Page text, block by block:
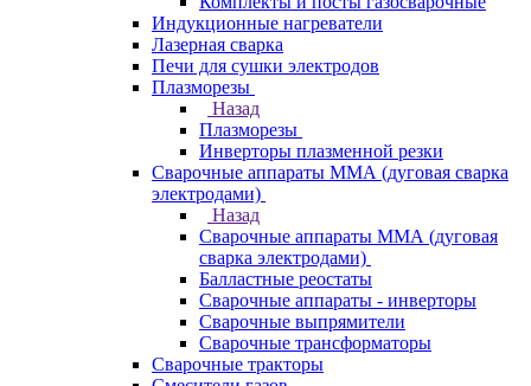
Индукционные нагреватели
Лазерная сварка
Печи для сушки электродов
Плазморезы
Назад
Плазморезы
Инверторы плазменной резки
Сварочные аппараты ММА (дуговая сварка
электродами)
Назад
Сварочные аппараты ММА (дуговая
сварка электродами)
Балластные реостаты
Сварочные аппараты - инверторы
Сварочные выпрямители
Сварочные трансформаторы
Сварочные тракторы